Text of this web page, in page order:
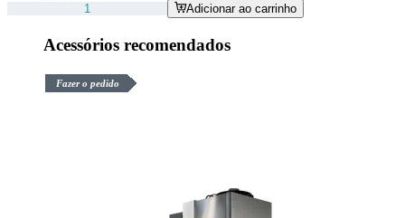
Adicionar ao carrinho
Acessórios recomendados
Fazer o pedido